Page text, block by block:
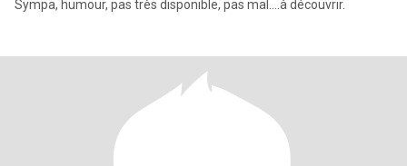
Sympa, humour, pas très disponible, pas mal....à découvrir.